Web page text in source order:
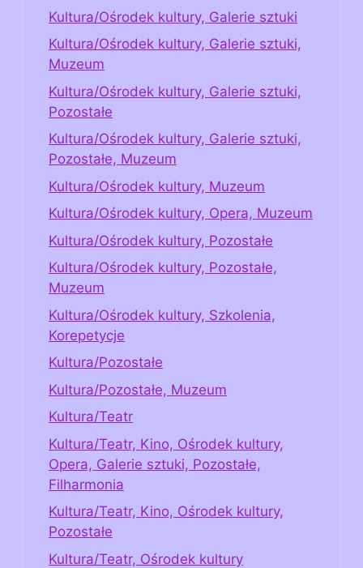
Kultura/Ośrodek kultury, Galerie sztuki
Kultura/Ośrodek kultury, Galerie sztuki,
Muzeum
Kultura/Ośrodek kultury, Galerie sztuki,
Pozostałe
Kultura/Ośrodek kultury, Galerie sztuki,
Pozostałe, Muzeum
Kultura/Ośrodek kultury, Muzeum
Kultura/Ośrodek kultury, Opera, Muzeum
Kultura/Ośrodek kultury, Pozostałe
Kultura/Ośrodek kultury, Pozostałe,
Muzeum
Kultura/Ośrodek kultury, Szkolenia,
Korepetycje
Kultura/Pozostałe
Kultura/Pozostałe, Muzeum
Kultura/Teatr
Kultura/Teatr, Kino, Ośrodek kultury,
Opera, Galerie sztuki, Pozostałe,
Filharmonia
Kultura/Teatr, Kino, Ośrodek kultury,
Pozostałe
Kultura/Teatr, Ośrodek kultury